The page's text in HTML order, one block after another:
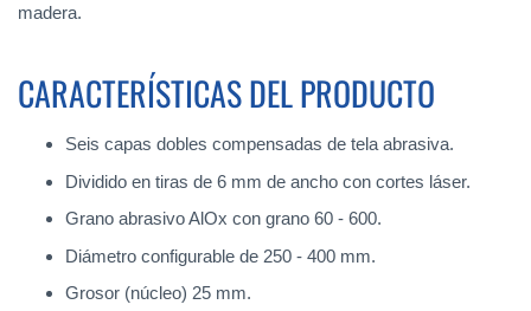
madera.
CARACTERÍSTICAS DEL PRODUCTO
Seis capas dobles compensadas de tela abrasiva.
Dividido en tiras de 6 mm de ancho con cortes láser.
Grano abrasivo AlOx con grano 60 - 600.
Diámetro configurable de 250 - 400 mm.
Grosor (núcleo) 25 mm.